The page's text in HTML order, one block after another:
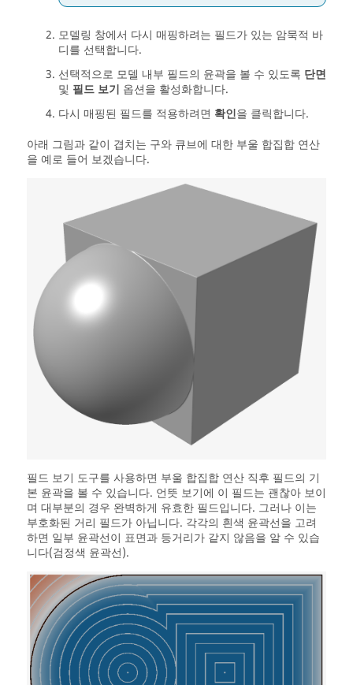
모델링 창에서 다시 매핑하려는 필드가 있는 암묵적 바
디를 선택합니다.
선택적으로 모델 내부 필드의 윤곽을 볼 수 있도록 단면
및 필드 보기 옵션을 활성화합니다.
다시 매핑된 필드를 적용하려면 확인을 클릭합니다.
아래 그림과 같이 겹치는 구와 큐브에 대한 부울 합집합 연산
을 예로 들어 보겠습니다.
필드 보기 도구를 사용하면 부울 합집합 연산 직후 필드의 기
본 윤곽을 볼 수 있습니다. 언뜻 보기에 이 필드는 괜찮아 보이
며 대부분의 경우 완벽하게 유효한 필드입니다. 그러나 이는
부호화된 거리 필드가 아닙니다. 각각의 흰색 윤곽선을 고려
하면 일부 윤곽선이 표면과 등거리가 같지 않음을 알 수 있습
니다(검정색 윤곽선).